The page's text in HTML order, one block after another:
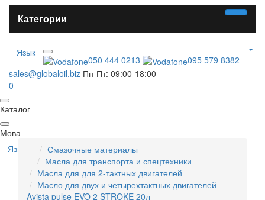
Категории
Язык
050 444 0213
095 579 8382
sales@globaloil.biz Пн-Пт: 09:00-18:00
0
Каталог
Мова
Язык
Смазочные материалы
Масла для транспорта и спецтехники
Масла для для 2-тактных двигателей
Масло для двух и четырехтактных двигателей
Avista pulse EVO 2 STROKE 20л